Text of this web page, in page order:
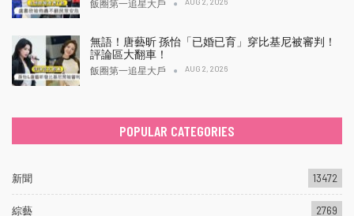
飯圈第一追星大戶
無語！唐藝昕 孫怡「已婚已育」穿比基尼被審判！
評論區大翻車！
飯圈第一追星大戶 AUG 2, 2026
POPULAR CATEGORIES
新聞 13472
綜藝 2769